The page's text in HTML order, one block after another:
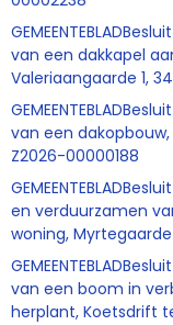
van een dakkapel
Valeriaangaarde 1,
van een dakopbouw,
Z2026-00000188
en verduurzamen
woning,
van een boom in
herplant, Koetsdrift